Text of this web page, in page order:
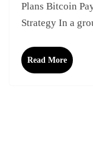
Plans Bitcoin
Strategy In a
Read More